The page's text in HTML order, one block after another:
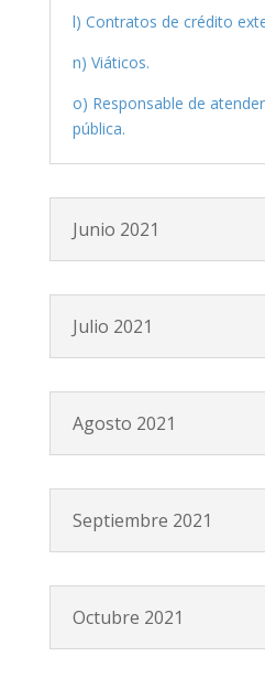
l) Contratos de crédito
n) Viáticos.
o) Responsable de
pública.
Junio 2021
Julio 2021
Agosto 2021
Septiembre 2021
Octubre 2021